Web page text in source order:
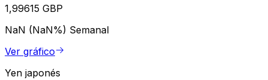
1,99615 GBP
NaN (NaN%) Semanal
Ver gráfico
Yen japonés